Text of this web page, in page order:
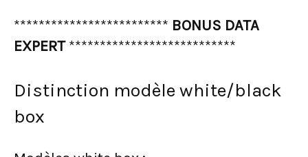
************************* BONUS DATA
EXPERT***************************
Distinction modèle white/black
box